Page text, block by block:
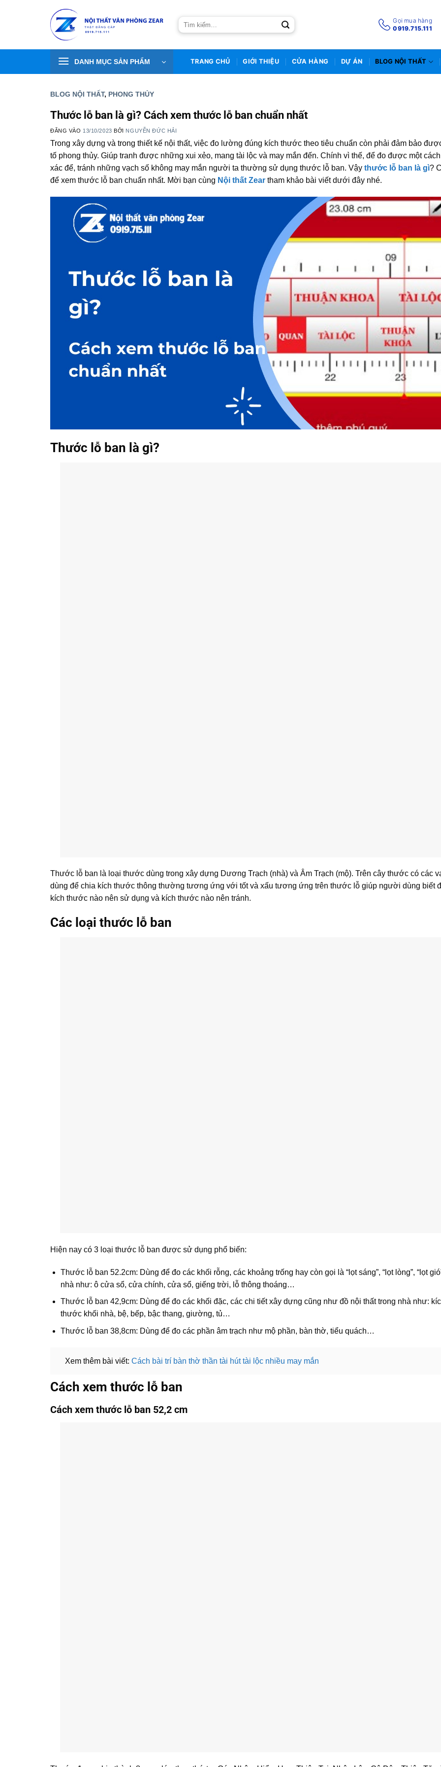
Tìm
kiếm:
Gọi mua hàng
0919.715.111
DANH MỤC SẢN PHẨM TRANG CHỦ GIỚI THIỆU CỬA HÀNG DỰ ÁN BLOG NỘI THẤT
BLOG NỘI THẤT, PHONG THỦY
Thước lỗ ban là gì? Cách xem thước lỗ ban chuẩn nhất
ĐĂNG VÀO 13/10/2023 BỞI NGUYỄN ĐỨC HẢI
Trong xây dựng và trong thiết kế nội thất, việc đo lường đúng kích thước theo tiêu chuẩn còn phải đảm bảo
tố phong thủy. Giúp tranh được những xui xẻo, mang tài lộc và may mắn đến. Chính vì thế, để đo được một
xác để, tránh những vạch số không may mắn người ta thường sử dụng thước lỗ ban. Vậy thước lỗ ban là gì?
để xem thước lỗ ban chuẩn nhất. Mời bạn cùng Nội thất Zear tham khảo bài viết dưới đây nhé.
Thước lỗ ban là gì?
Thước lỗ ban là loại thước dùng trong xây dựng Dương Trạch (nhà) và Âm Trạch (mộ). Trên cây thước có các
dùng để chia kích thước thông thường tương ứng với tốt và xấu tương ứng trên thước lỗ giúp người dùng biết
kích thước nào nên sử dụng và kích thước nào nên tránh.
Các loại thước lỗ ban
Hiện nay có 3 loại thước lỗ ban được sử dụng phổ biến:
Thước lỗ ban 52.2cm: Dùng để đo các khối rỗng, các khoảng trống hay còn gọi là “lọt sáng”, “lọt lòng”, “lọt
nhà như: ô cửa sổ, cửa chính, cửa sổ, giếng trời, lỗ thông thoáng…
Thước lỗ ban 42,9cm: Dùng để đo các khối đặc, các chi tiết xây dựng cũng như đồ nội thất trong nhà như:
thước khối nhà, bệ, bếp, bậc thang, giường, tủ…
Thước lỗ ban 38,8cm: Dùng để đo các phần âm trạch như mộ phần, bàn thờ, tiểu quách…
Xem thêm bài viết: Cách bài trí bàn thờ thần tài hút tài lộc nhiều may mắn
Cách xem thước lỗ ban
Cách xem thước lỗ ban 52,2 cm